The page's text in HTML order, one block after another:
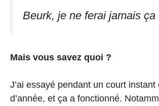
Beurk, je ne ferai jamais ça
Mais vous savez quoi ?
J’ai essayé pendant un court instant
d’année, et ça a fonctionné.